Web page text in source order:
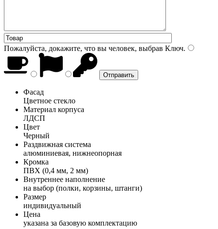
Пожалуйста, докажите, что вы человек, выбрав Ключ.
Фасад
Цветное стекло
Материал корпуса
ЛДСП
Цвет
Черный
Раздвижная система
алюминиевая, нижнеопорная
Кромка
ПВХ (0,4 мм, 2 мм)
Внутреннее наполнение
на выбор (полки, корзины, штанги)
Размер
индивидуальный
Цена
указана за базовую комплектацию